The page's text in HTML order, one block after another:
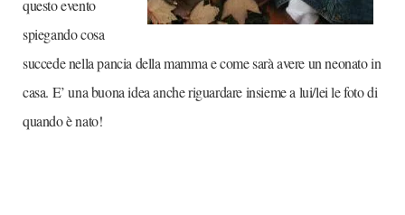
questo evento
spiegando cosa
succede nella pancia della mamma e come sarà avere un neonato in
casa. E’ una buona idea anche riguardare insieme a lui/lei le foto di
quando è nato!